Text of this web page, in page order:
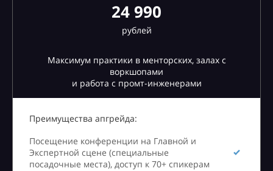
24 990
рублей
Максимум практики в менторских, залах с
воркшопами
и работа с промт-инженерами
Преимущества апгрейда:
Посещение конференции на Главной и
Экспертной сцене (специальные
посадочные места), доступ к 70+ спикерам